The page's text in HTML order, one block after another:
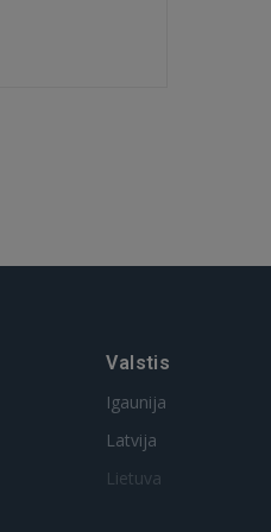
Valstis
Igaunija
Latvija
Lietuva